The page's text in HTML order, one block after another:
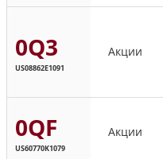
0Q3
US08862E1091
Акции
0QF
US60770K1079
Акции